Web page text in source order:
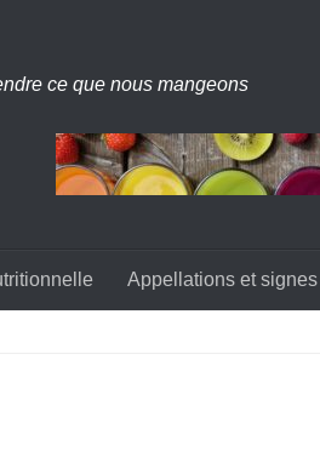
ce que nous mangeons
Appellations et